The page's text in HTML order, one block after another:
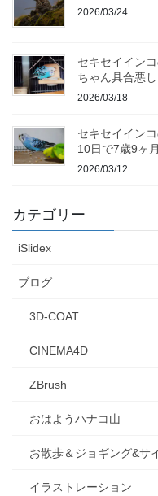
2026/03/24
セキセイイン
ちゃん具合悪し
2026/03/18
セキセイイン
10日で7歳9ヶ
2026/03/12
カテゴリー
iSlidex
ブログ
3D-COAT
CINEMA4D
ZBrush
おはようハナコ山
お散歩＆ジョギング&サ
イラストレーション